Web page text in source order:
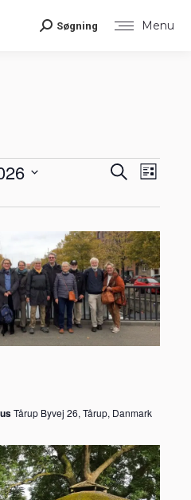
Menu
Search:
Søgning
og
Søg
efter
Liste
Tårup Byvej 26, Tårup, Danmark